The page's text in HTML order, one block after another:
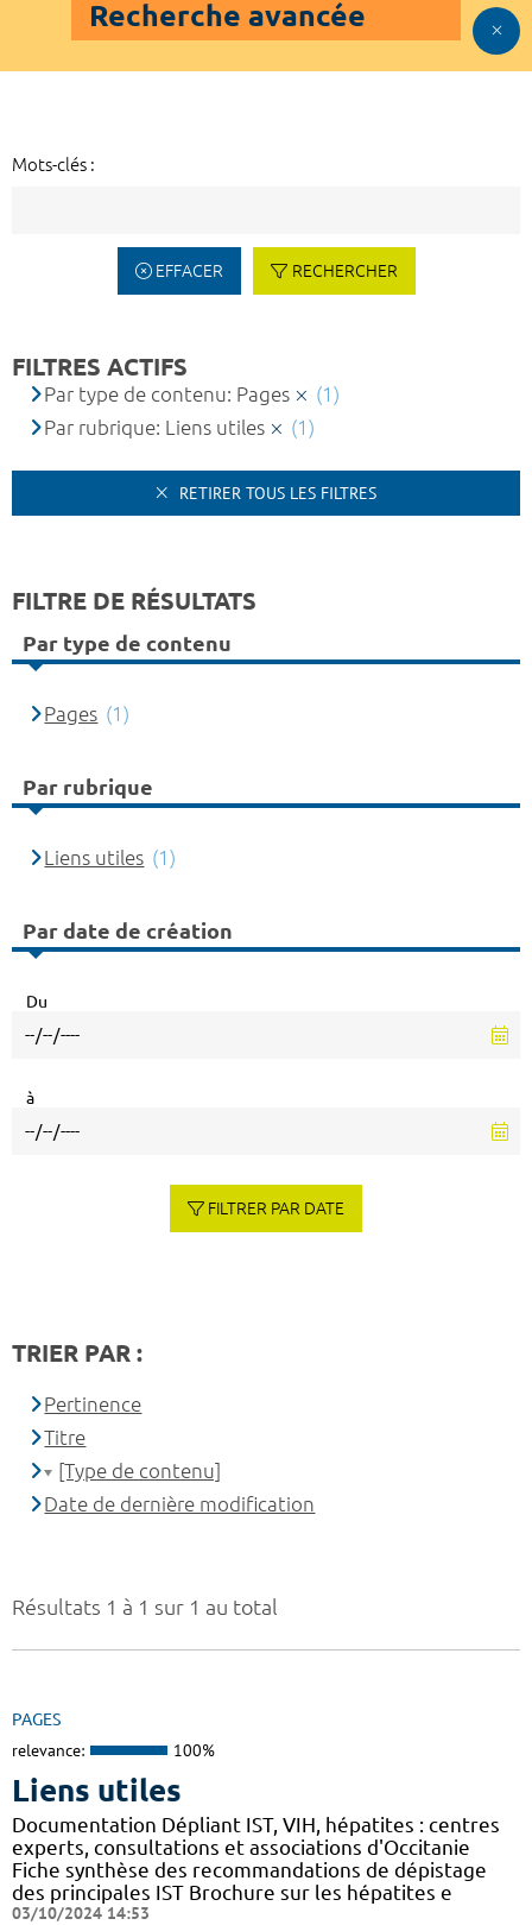
Recherche avancée
Mots-clés :
EFFACER RECHERCHER
Résultats 1 à 1 sur 1 au total
PAGES
relevance: 100%
Liens utiles
Documentation Dépliant IST, VIH, hépatites : centres
experts, consultations et associations d'Occitanie
Fiche synthèse des recommandations de dépistage
des principales IST Brochure sur les hépatites e
03/10/2024 14:53
FILTRES ACTIFS
Par type de contenu: Pages
(1)
Par rubrique: Liens utiles
(1)
RETIRER TOUS LES FILTRES
FILTRE DE RÉSULTATS
Par type de contenu
Pages (1)
Par rubrique
Liens utiles (1)
Par date de création
Du
à
FILTRER PAR DATE
TRIER PAR :
Pertinence
Titre
[Type de contenu]
Date de dernière modification